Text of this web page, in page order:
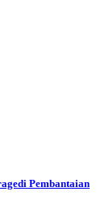
Pembantaian